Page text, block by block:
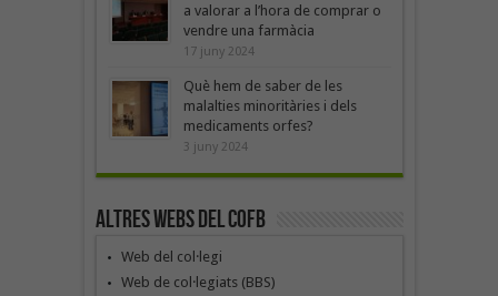
a valorar a l’hora de comprar o
vendre una farmàcia
17 juny 2024
Què hem de saber de les
malalties minoritàries i dels
medicaments orfes?
3 juny 2024
Altres webs del COFB
Web del col·legi
Web de col·legiats (BBS)